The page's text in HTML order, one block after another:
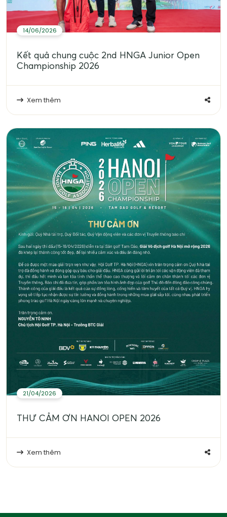
14/06/2026
Kết quả chung cuộc 2nd HNGA Junior Open
Championship 2026
Xem thêm
21/04/2026
THƯ CẢM ƠN HANOI OPEN 2026
Xem thêm